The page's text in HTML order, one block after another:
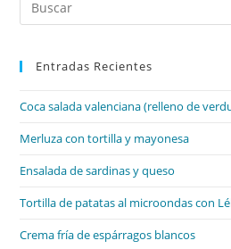
Entradas Recientes
Coca salada valenciana (relleno de
Merluza con tortilla y mayonesa
Ensalada de sardinas y queso
Tortilla de patatas al microondas con
Crema fría de espárragos blancos